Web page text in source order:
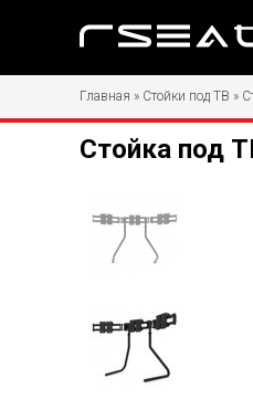
Главная » Стойки под ТВ »
Стойка под